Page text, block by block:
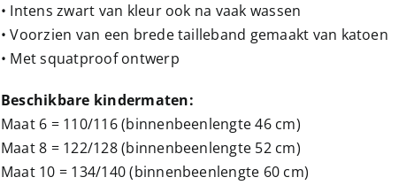
• Intens zwart van kleur ook na vaak wassen
• Voorzien van een brede tailleband gemaakt van katoen
• Met squatproof ontwerp
Beschikbare kindermaten:
Maat 6 = 110/116 (binnenbeenlengte 46 cm)
Maat 8 = 122/128 (binnenbeenlengte 52 cm)
Maat 10 = 134/140 (binnenbeenlengte 60 cm)